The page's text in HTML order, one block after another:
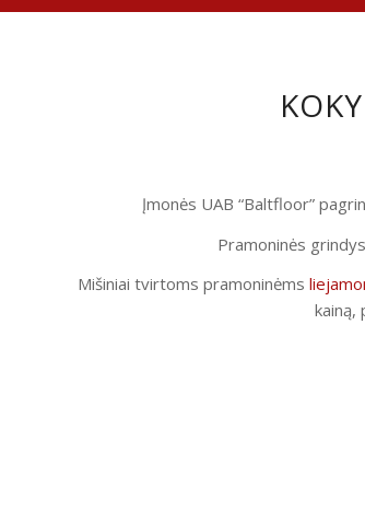
Įmonės UAB “Baltfloor”
Pramoninės
Mišiniai tvirtoms pramoninėms
kainą,